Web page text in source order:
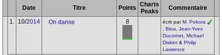
Date Titre Points Charts
Peaks
Commentaire
1.
10/2014 On danse 8 écrit parM. Pokora
Bina
Jean-Yves
Ducornet Michael
Diskint & Philip
Lawrence